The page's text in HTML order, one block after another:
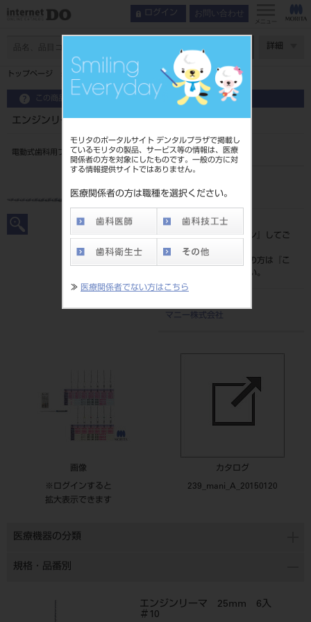
モリタのポータルサイト デンタルプラザで掲載し
ているモリタの製品、サービス等の情報は、医療
関係者の方を対象にしたものです。一般の方に対
する情報提供サイトではありません。
医療関係者の方は職種を選択ください。
≫ 医療関係者でない方はこちら
ログイン お問い合わせ
メニュー
詳細
トップページ エンジンリーマ ２５㎜ ６入 ＃１０～４０
この商品に関するお問い合わせ
エンジンリーマ ２５㎜ ６入 ＃１０～４０
電動式歯科用ファイル
202390081
標準価格
ログイン
』してご
覧ください。
ネット会員登録がまだの方は『
こ
』より登録ください。
マニー株式会社
画像
※ログインすると
拡大表示できます
カタログ
239_mani_A_20150120
医療機器の分類
規格・品番別
エンジンリーマ 25mm 6入
＃10